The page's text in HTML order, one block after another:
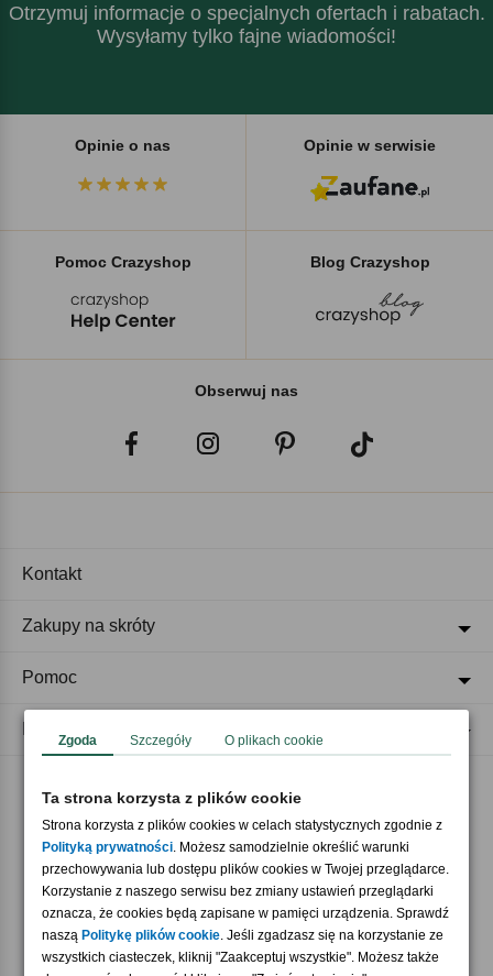
Otrzymuj informacje o specjalnych ofertach i rabatach.
Wysyłamy tylko fajne wiadomości!
Opinie o nas Opinie w serwisie
Pomoc Crazyshop Blog Crazyshop
Obserwuj nas
Akceptujemy płatności
Kontakt
Zakupy na skróty
Pomoc
Zgoda Szczegóły O plikach cookie
Ta strona korzysta z plików cookie
Strona korzysta z plików cookies w celach statystycznych zgodnie z
Polityką prywatności. Możesz samodzielnie określić warunki
przechowywania lub dostępu plików cookies w Twojej przeglądarce.
Korzystanie z naszego serwisu bez zmiany ustawień przeglądarki
oznacza, że cookies będą zapisane w pamięci urządzenia. Sprawdź
naszą Politykę plików cookie. Jeśli zgadzasz się na korzystanie ze
wszystkich ciasteczek, kliknij "Zaakceptuj wszystkie". Możesz także